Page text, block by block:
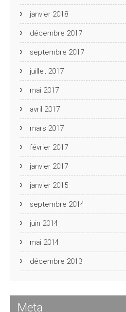
janvier 2018
décembre 2017
septembre 2017
juillet 2017
mai 2017
avril 2017
mars 2017
février 2017
janvier 2017
janvier 2015
septembre 2014
juin 2014
mai 2014
décembre 2013
Meta